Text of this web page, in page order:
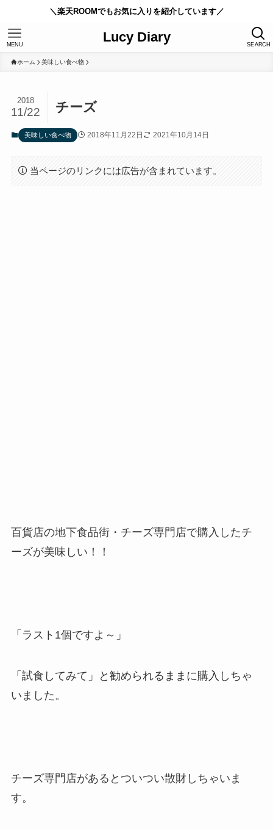
＼楽天ROOMでもお気に入りを紹介しています／
Lucy Diary SEARCH
MENU
ホーム 美味しい食べ物
チーズ
2018
11/22
美味しい食べ物 2018年11月22日 2021年10月14日
当ページのリンクには広告が含まれています。
百貨店の地下食品街・チーズ専門店で購入したチ
ーズが美味しい！！
「ラスト1個ですよ～」
「試食してみて」と勧められるままに購入しちゃ
いました。
チーズ専門店があるとついつい散財しちゃいま
す。